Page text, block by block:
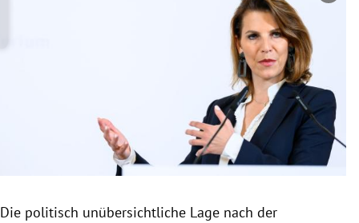
Untermenü
Die politisch unübersichtliche Lage nach der